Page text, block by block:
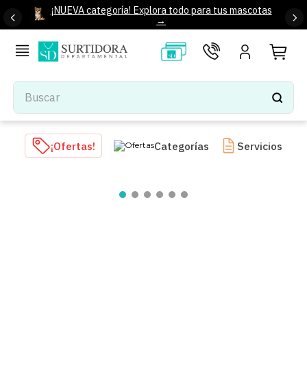
¡NUEVA categoría! Explora todo para tus mascotas
→
Buscar
TÉRMINOS MÁS BUSCADOS
1.
tenis mujer
¡Ofertas! Categorías Servicios